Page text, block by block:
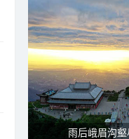
山水扇面：秋